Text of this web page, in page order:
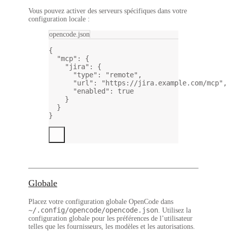
Vous pouvez activer des serveurs spécifiques dans votre
configuration locale :
opencode.json
{
"mcp" : {
"jira" : {
"type" : "remote" ,
"url" : "https://jira.example.com/mcp" ,
"enabled" : true
}
}
}
Globale
Placez votre configuration globale OpenCode dans
~/.config/opencode/opencode.json . Utilisez la
configuration globale pour les préférences de l’utilisateur
telles que les fournisseurs, les modèles et les autorisations.